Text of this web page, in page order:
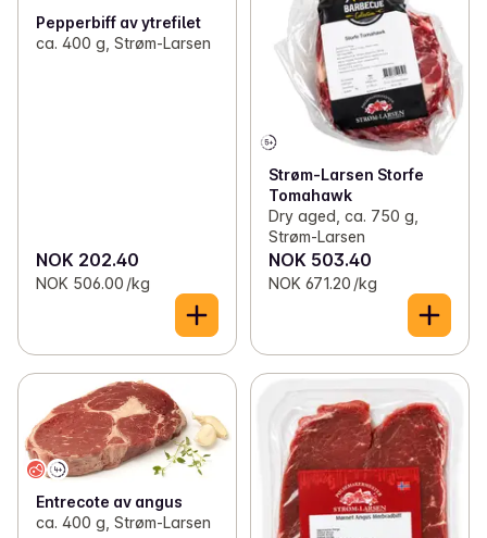
Pepperbiff av ytrefilet
ca. 400 g, Strøm-Larsen
NOK 202.40
NOK 506.00 /kg
Strøm-Larsen Storfe
Tomahawk
Dry aged, ca. 750 g,
Strøm-Larsen
NOK 503.40
NOK 671.20 /kg
Entrecote av angus
ca. 400 g, Strøm-Larsen